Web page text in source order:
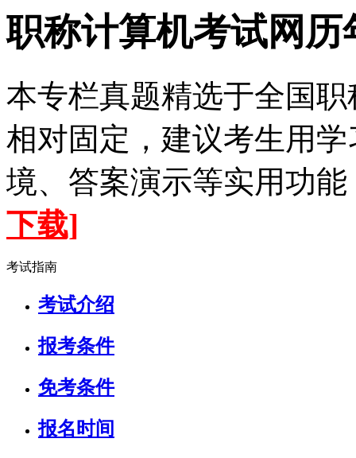
职称计算机考试网历
本专栏真题精选于全国
相对固定，建议考生用
境、答案演示等实用功
下载]
考试指南
考试介绍
报考条件
免考条件
报名时间